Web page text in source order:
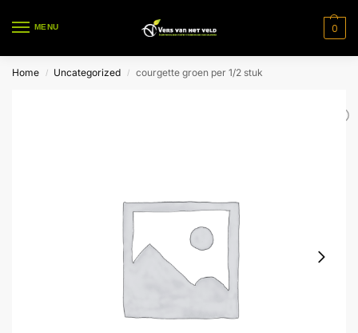
MENU 0
Home / Uncategorized / courgette groen per 1/2 stuk